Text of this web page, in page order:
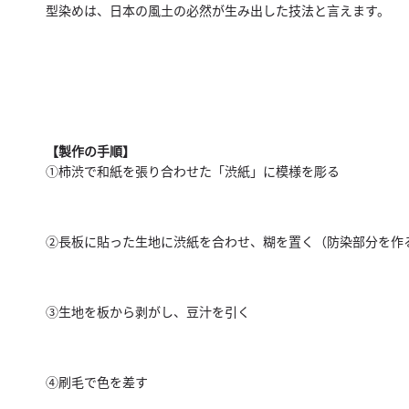
型染めは、日本の風土の必然が生み出した技法と言えます。
【製作の手順】
①柿渋で和紙を張り合わせた「渋紙」に模様を彫る
②長板に貼った生地に渋紙を合わせ、糊を置く（防染部分を作
③生地を板から剥がし、豆汁を引く
④刷毛で色を差す